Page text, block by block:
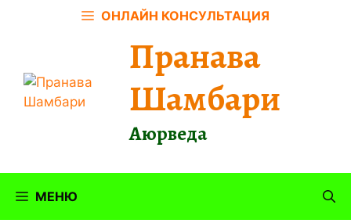
ОНЛАЙН КОНСУЛЬТАЦИЯ
Пранава
Шамбари
Аюрведа
МЕНЮ